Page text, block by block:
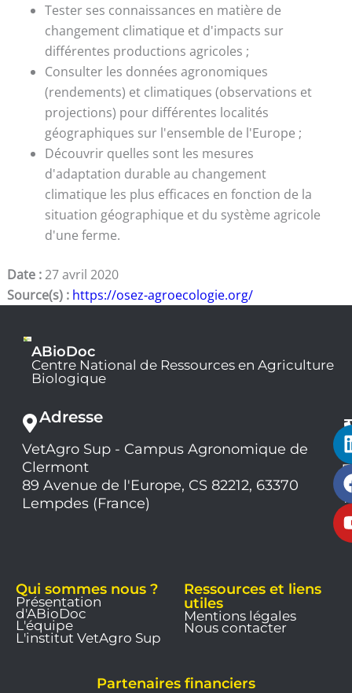
Tester ses connaissances en matière de
changement climatique et d'impacts sur
différentes productions agricoles ;
Consulter les données agronomiques
(rendements) et climatiques (observations et
projections) pour différentes localités
géographiques sur l'ensemble de l'Europe ;
Découvrir quelles sont les mesures
d'adaptation durable au changement
climatique les plus efficaces en fonction de la
situation géographique et du système agricole
d'une ferme.
Date :27 avril 2020
Source(s) : https://osez-agroecologie.org/
ABioDoc
Centre National de Ressources en Agriculture
Biologique
Adresse
VetAgro Sup - Campus Agronomique de
Clermont
89 Avenue de l'Europe, CS 82212, 63370
Lempdes (France)
Qui sommes nous ?
Présentation
d'ABioDoc
L'équipe
L'institut VetAgro Sup
Ressources et liens
utiles
Mentions légales
Nous contacter
Partenaires financiers